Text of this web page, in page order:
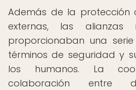
Además de la protección
externas, las alianzas
proporcionaban una
términos de seguridad y
los humanos. La
colaboración entre